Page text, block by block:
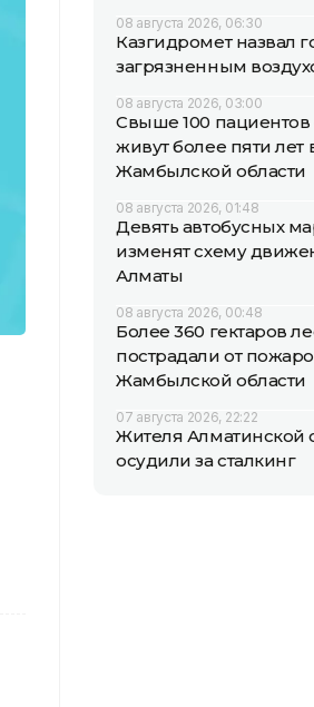
08 августа 2026, 06:30
Казгидромет назвал
загрязненным
08 августа 2026, 03:00
Свыше 100 пациентов
живут более пяти лет
Жамбылской области
08 августа 2026, 01:48
Девять автобусных
изменят схему
Алматы
08 августа 2026, 00:48
Более 360 гектаров
пострадали от
Жамбылской области
07 августа 2026, 22:22
Жителя Алматинской
осудили за сталкинг